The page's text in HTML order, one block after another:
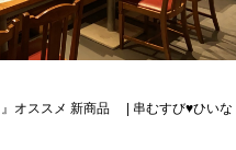
』オススメ 新商品 | 串むすび♥ひいな